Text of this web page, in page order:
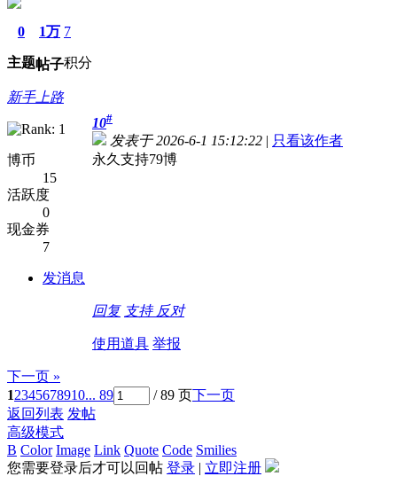
0
主题
1万
帖子
7
积分
新手上路
博币
15
活跃度
0
现金券
7
发消息
10#
发表于 2026-6-1 15:12:22 | 只看该作者
永久支持79博
回复 支持 反对
使用道具 举报
下一页 »
12345678910... 89 / 89 页下一页
返回列表 发帖
高级模式
B Color Image Link Quote Code Smilies
您需要登录后才可以回帖 登录 | 立即注册